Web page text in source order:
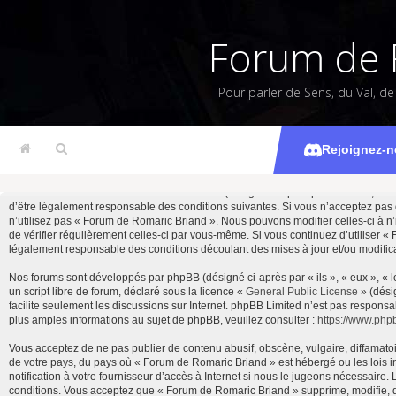
Forum de
Pour parler de Sens, du Val,
Rejoignez-
d’être légalement responsable des conditions suivantes. Si vous n’acceptez
n’utilisez pas « Forum de Romaric Briand ». Nous pouvons modifier celles-ci à
de vérifier régulièrement celles-ci par vous-même. Si vous continuez d’utiliser
légalement responsable des conditions découlant des mises à jour et/ou
Nos forums sont développés par phpBB (désigné ci-après par « ils », « eux »,
un script libre de forum, déclaré sous la licence « General Public License »
facilite seulement les discussions sur Internet. phpBB Limited n’est pas
plus amples informations au sujet de phpBB, veuillez consulter : https://
Vous acceptez de ne pas publier de contenu abusif, obscène, vulgaire,
de votre pays, du pays où « Forum de Romaric Briand » est hébergé ou les
notification à votre fournisseur d’accès à Internet si nous le jugeons
conditions. Vous acceptez que « Forum de Romaric Briand » supprime,